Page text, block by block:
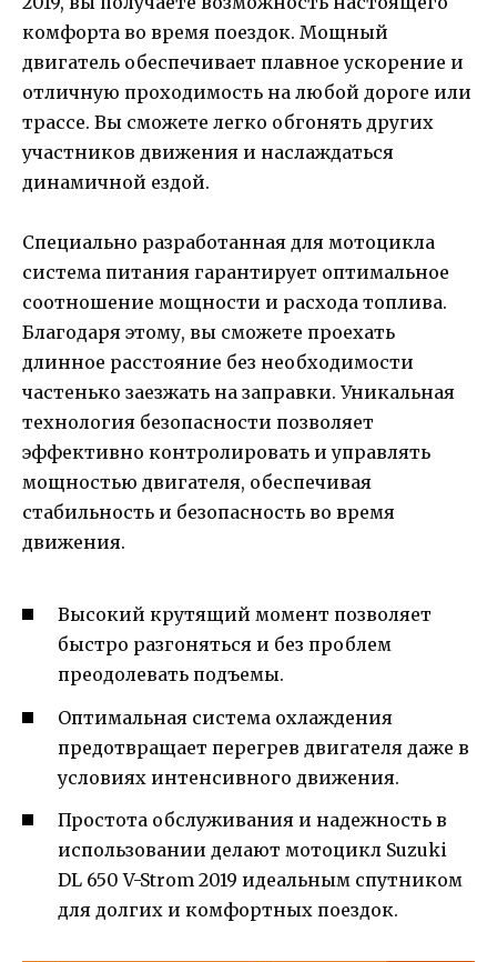
комфорта во время поездок. Мощный
двигатель обеспечивает плавное ускорение и
отличную проходимость на любой дороге или
трассе. Вы сможете легко обгонять других
участников движения и наслаждаться
динамичной ездой.
Специально разработанная для мотоцикла
система питания гарантирует оптимальное
соотношение мощности и расхода топлива.
Благодаря этому, вы сможете проехать
длинное расстояние без необходимости
частенько заезжать на заправки. Уникальная
технология безопасности позволяет
эффективно контролировать и управлять
мощностью двигателя, обеспечивая
стабильность и безопасность во время
движения.
Высокий крутящий момент позволяет
быстро разгоняться и без проблем
преодолевать подъемы.
Оптимальная система охлаждения
предотвращает перегрев двигателя даже в
условиях интенсивного движения.
Простота обслуживания и надежность в
использовании делают мотоцикл Suzuki
DL 650 V-Strom 2019 идеальным спутником
для долгих и комфортных поездок.